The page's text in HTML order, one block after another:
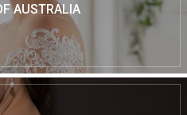
AUSTRALIA